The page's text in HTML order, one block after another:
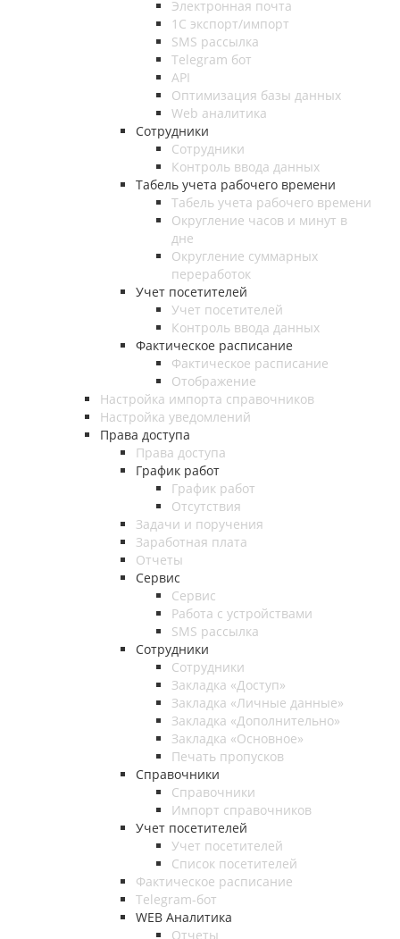
Электронная почта
1С экспорт/импорт
SMS рассылка
Telegram бот
API
Оптимизация базы данных
Web аналитика
Сотрудники
Сотрудники
Контроль ввода данных
Табель учета рабочего времени
Табель учета рабочего времени
Округление часов и минут в
дне
Округление суммарных
переработок
Учет посетителей
Учет посетителей
Контроль ввода данных
Фактическое расписание
Фактическое расписание
Отображение
Настройка импорта справочников
Настройка уведомлений
Права доступа
Права доступа
График работ
График работ
Отсутствия
Задачи и поручения
Заработная плата
Отчеты
Сервис
Сервис
Работа с устройствами
SMS рассылка
Сотрудники
Сотрудники
Закладка «Доступ»
Закладка «Личные данные»
Закладка «Дополнительно»
Закладка «Основное»
Печать пропусков
Справочники
Справочники
Импорт справочников
Учет посетителей
Учет посетителей
Список посетителей
Фактическое расписание
Telegram-бот
WEB Аналитика
Отчеты